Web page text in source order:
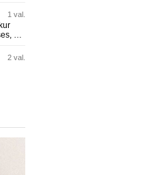
1 val.
ŽV
2 val.